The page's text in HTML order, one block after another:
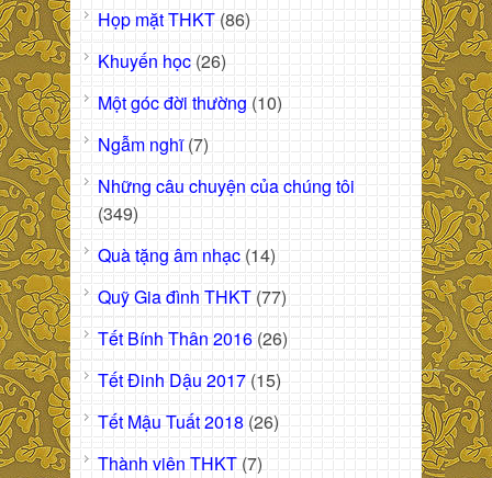
Họp mặt THKT (86)
Khuyến học (26)
Một góc đời thường (10)
Ngẫm nghĩ(7)
Những câu chuyện của chúng tôi
(349)
Quà tặng âm nhạc (14)
Quỹ Gia đình THKT (77)
Tết Bính Thân 2016 (26)
Tết Đinh Dậu 2017 (15)
Tết Mậu Tuất 2018 (26)
Thành viên THKT (7)